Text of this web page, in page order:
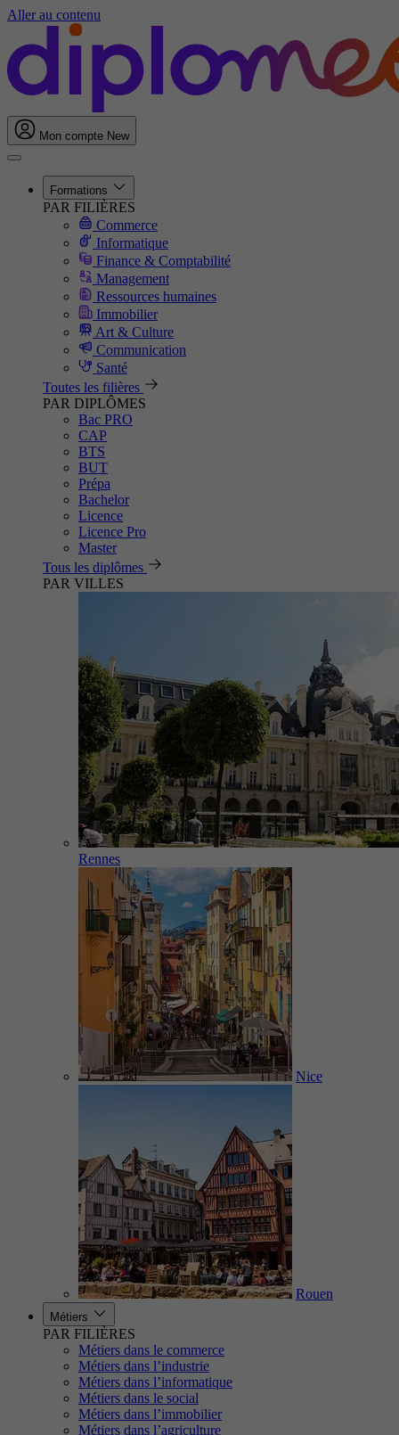
Aller au contenu
Mon compte New
Formations
PAR FILIÈRES
Commerce
Informatique
Finance & Comptabilité
Management
Ressources humaines
Immobilier
Art & Culture
Communication
Santé
Toutes les filières
PAR DIPLÔMES
Bac PRO
CAP
BTS
BUT
Prépa
Bachelor
Licence
Licence Pro
Master
Tous les diplômes
PAR VILLES
Rennes
Nice
Rouen
Métiers
PAR FILIÈRES
Métiers dans le commerce
Métiers dans l’industrie
Métiers dans l’informatique
Métiers dans le social
Métiers dans l’immobilier
Métiers dans l’agriculture